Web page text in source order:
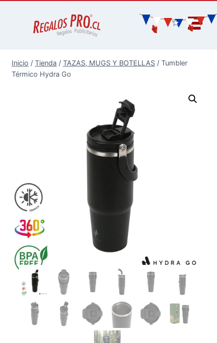
Inicio / Tienda / TAZAS, MUGS Y BOTELLAS / Tumbler
Térmico Hydra Go